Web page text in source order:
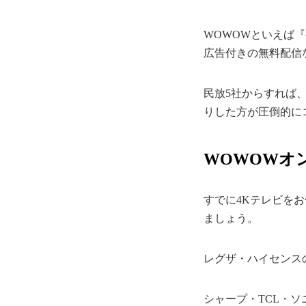
WOWOWといえば
広告付きの無料配
民放5社からすれば
りした方が圧倒的
WOWOWオ
すでに4Kテレビを
ましょう。
レグザ・ハイセン
シャープ・TCL・ソ